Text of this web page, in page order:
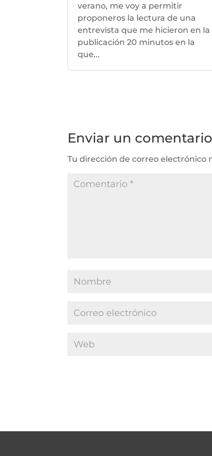
verano, me voy a permitir
proponeros la lectura de una
entrevista que me hicieron en la
publicación 20 minutos en la
que...
Enviar un comentario
Tu dirección de correo electrónico